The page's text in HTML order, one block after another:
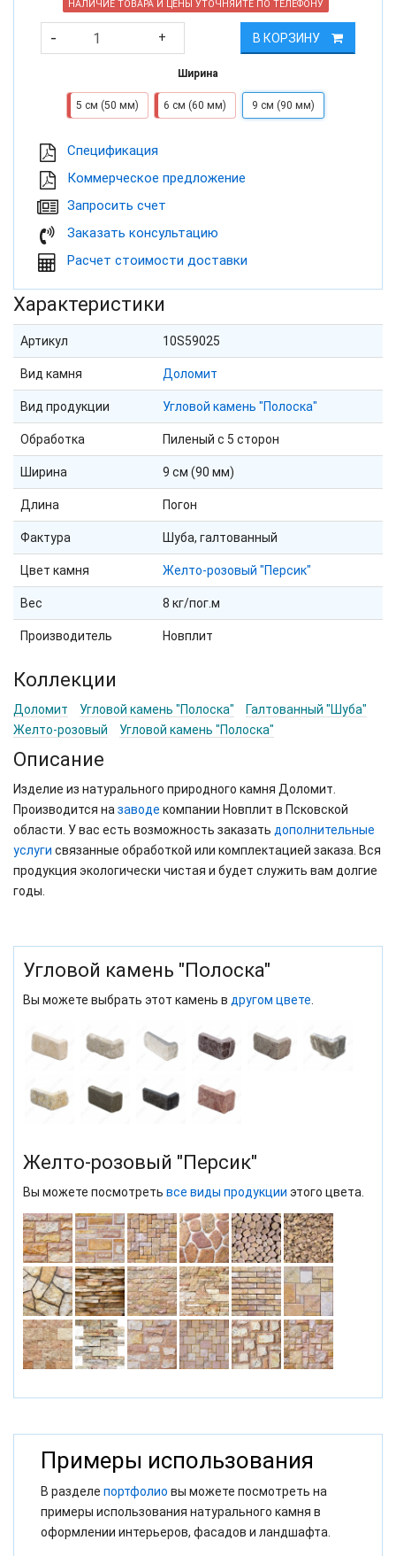
НАЛИЧИЕ ТОВАРА И ЦЕНЫ УТОЧНЯЙТЕ ПО ТЕЛЕФОНУ
- + В КОРЗИНУ
Ширина
5 см (50 мм) 6 см (60 мм) 9 см (90 мм)
Cпецификация
Коммерческое предложение
Запросить счет
Заказать консультацию
Расчет стоимости доставки
Характеристики
Артикул 10S59025
Вид камня Доломит
Вид продукции Угловой камень "Полоска"
Обработка Пиленый с 5 сторон
Ширина 9 см (90 мм)
Длина Погон
Фактура Шуба, галтованный
Цвет камня Желто-розовый "Персик"
Вес 8 кг/пог.м
Производитель Новплит
Коллекции
Доломит Угловой камень "Полоска"
Галтованный "Шуба"
Желто-розовый
Угловой камень "Полоска"
Описание
Изделие из натурального природного камня Доломит.
Производится на заводе компании Новплит в Псковской
области. У вас есть возможность заказать дополнительные
услуги связанные обработкой или комплектацией заказа. Вся
продукция экологически чистая и будет служить вам долгие
годы.
Угловой камень "Полоска"
Вы можете выбрать этот камень в другом цвете
Желто-розовый "Персик"
Вы можете посмотреть все виды продукции этого цвета.
Примеры использования
В разделе портфолио вы можете посмотреть на
примеры использования натурального камня в
оформлении интерьеров, фасадов и ландшафта.